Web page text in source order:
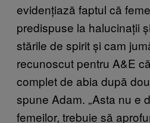
evidențiază faptul că
predispuse la halucinații
stările de spirit și cam
recunoscut pentru A&E
complet de abia după
spune Adam. „Asta nu e
femeilor, trebuie să